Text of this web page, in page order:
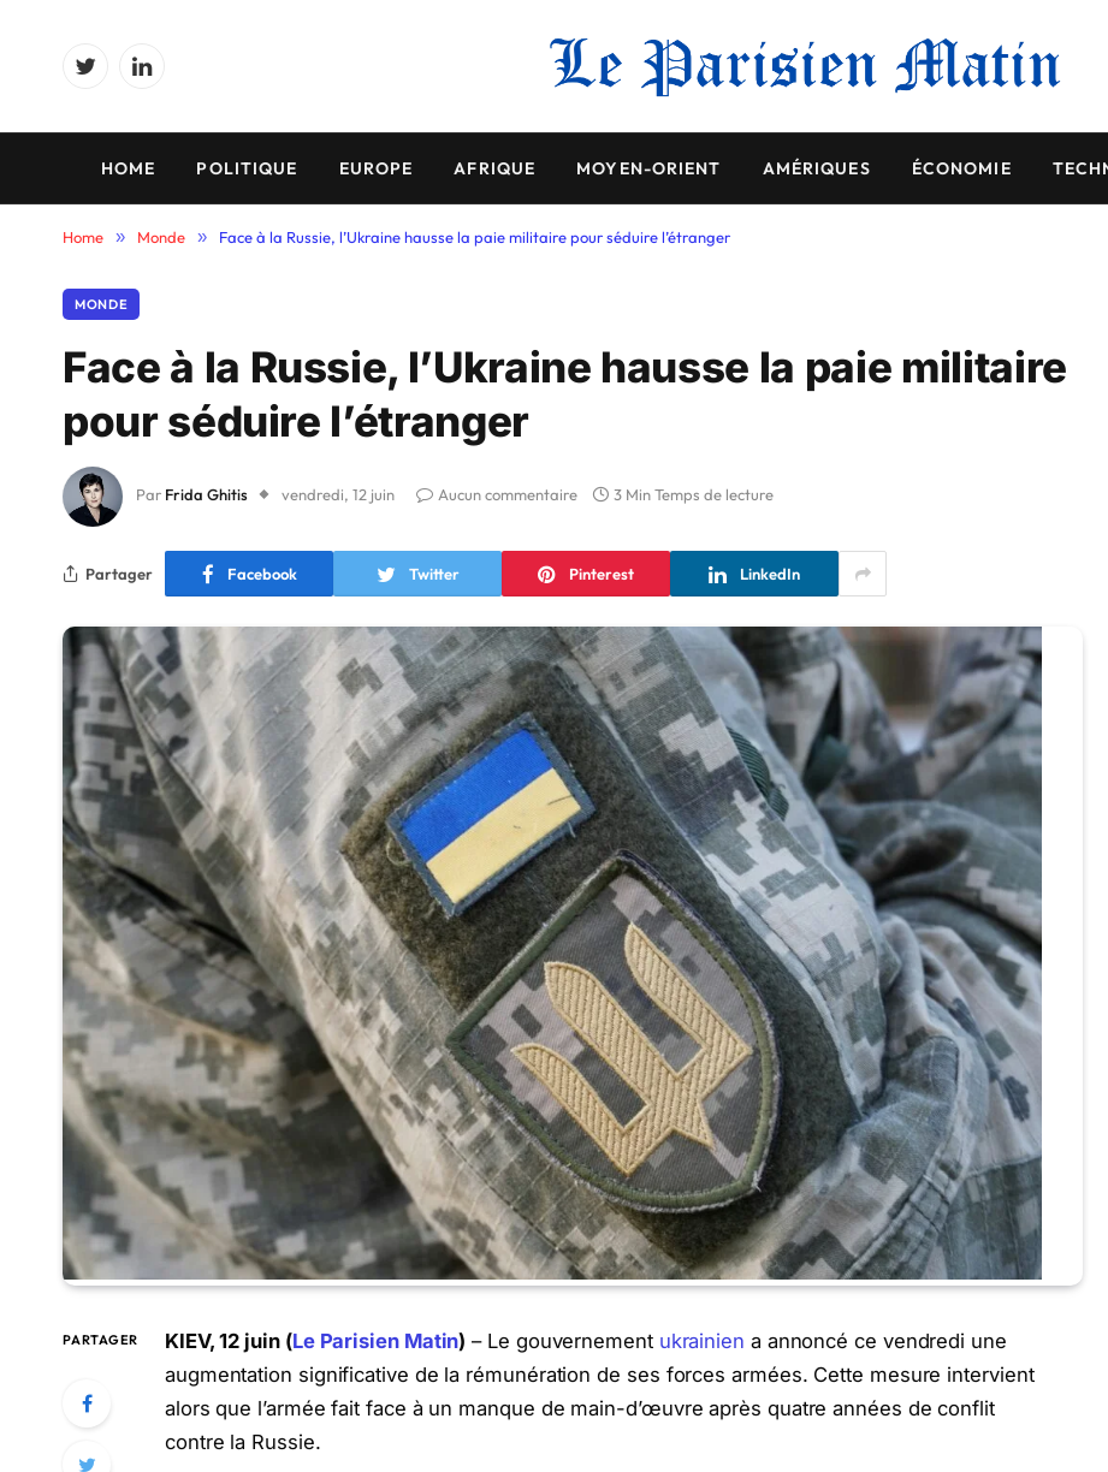
TwitterLinkedIn
HOME POLITIQUE EUROPE AFRIQUE MOYEN-ORIENT AMÉRIQUES ÉCONOMIE
Home » Monde » Face à la Russie, l’Ukraine hausse la paie militaire pour séduire l’étranger
MONDE
Face à la Russie, l’Ukraine hausse la paie militaire
pour séduire l’étranger
Par Frida Ghitis vendredi, 12 juin Aucun commentaire 3 Min Temps de lecture
Partager Facebook Twitter Pinterest LinkedIn
PARTAGER KIEV, 12 juin (Le Parisien Matin) – Le gouvernement ukrainien a annoncé ce vendredi une
augmentation significative de la rémunération de ses forces armées. Cette mesure intervient
alors que l’armée fait face à un manque de main-d’œuvre après quatre années de conflit
contre la Russie.